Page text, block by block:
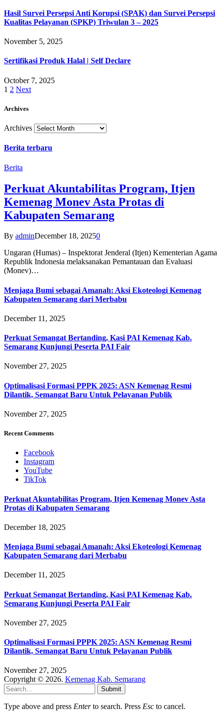
Hasil Survei Persepsi Anti Korupsi (SPAK) dan Survei Persepsi
Kualitas Pelayanan (SPKP) Triwulan 3 – 2025
November 5, 2025
Sertifikasi Produk Halal | Self Declare
October 7, 2025
1 2 Next
Archives
Archives
Berita terbaru
Berita
Perkuat Akuntabilitas Program, Itjen
Kemenag Monev Asta Protas di
Kabupaten Semarang
By adminDecember 18, 20250
Ungaran (Humas) – Inspektorat Jenderal (Itjen) Kementerian Agama
Republik Indonesia melaksanakan Pemantauan dan Evaluasi
(Monev)…
Menjaga Bumi sebagai Amanah: Aksi Ekoteologi Kemenag
Kabupaten Semarang dari Merbabu
December 11, 2025
Perkuat Semangat Bertanding, Kasi PAI Kemenag Kab.
Semarang Kunjungi Peserta PAI Fair
November 27, 2025
Optimalisasi Formasi PPPK 2025: ASN Kemenag Resmi
Dilantik, Semangat Baru Untuk Pelayanan Publik
November 27, 2025
Recent Comments
Facebook
Instagram
YouTube
TikTok
Perkuat Akuntabilitas Program, Itjen Kemenag Monev Asta
Protas di Kabupaten Semarang
December 18, 2025
Menjaga Bumi sebagai Amanah: Aksi Ekoteologi Kemenag
Kabupaten Semarang dari Merbabu
December 11, 2025
Perkuat Semangat Bertanding, Kasi PAI Kemenag Kab.
Semarang Kunjungi Peserta PAI Fair
November 27, 2025
Optimalisasi Formasi PPPK 2025: ASN Kemenag Resmi
Dilantik, Semangat Baru Untuk Pelayanan Publik
November 27, 2025
Copyright © 2026. Kemenag Kab. Semarang
Submit
Type above and press Enterto search. Press Esc to cancel.